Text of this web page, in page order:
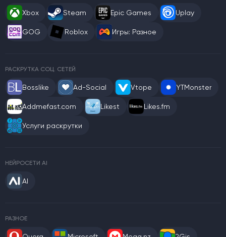
Xbox Steam Epic Games Uplay
GOG Roblox Игры: Разное
РАСКРУТКА СОЦ. СЕТЕЙ
Bosslike Ad-Social Vtope YTMonster
Addmefast.com Likest Likes.fm
Услуги раскрутки
НЕЙРОСЕТИ AI
AI
РАЗНОЕ